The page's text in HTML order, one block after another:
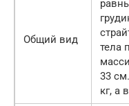
Общий вид
тела
33
кг, а